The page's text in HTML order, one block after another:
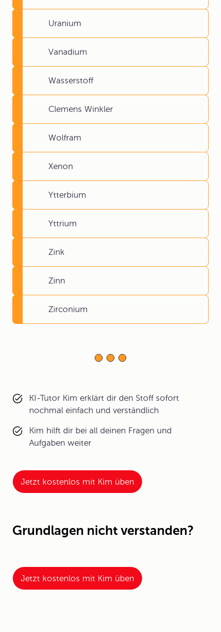
Uranium
Vanadium
Wasserstoff
Clemens Winkler
Wolfram
Xenon
Ytterbium
Yttrium
Zink
Zinn
Zirconium
KI-Tutor Kim erklärt dir den Stoff sofort
nochmal einfach und verständlich
Kim hilft dir bei all deinen Fragen und
Aufgaben weiter
Jetzt kostenlos mit Kim üben
Grundlagen nicht verstanden?
Jetzt kostenlos mit Kim üben